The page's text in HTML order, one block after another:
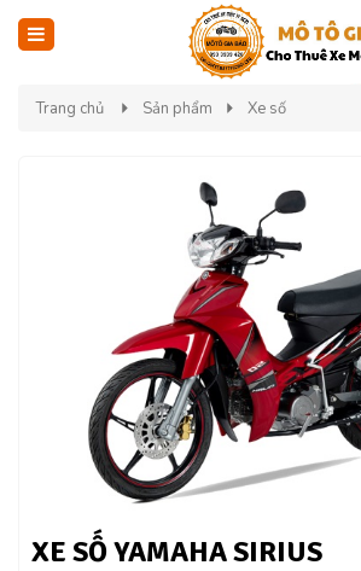
Trang chủ Sản phẩm Xe số
XE SỐ YAMAHA SIRIUS